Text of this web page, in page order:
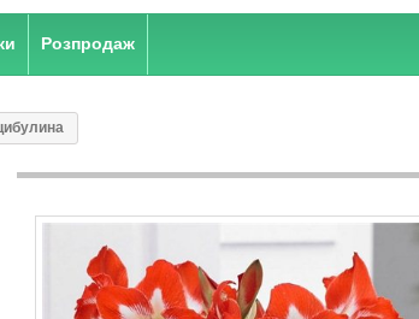
Розпродаж